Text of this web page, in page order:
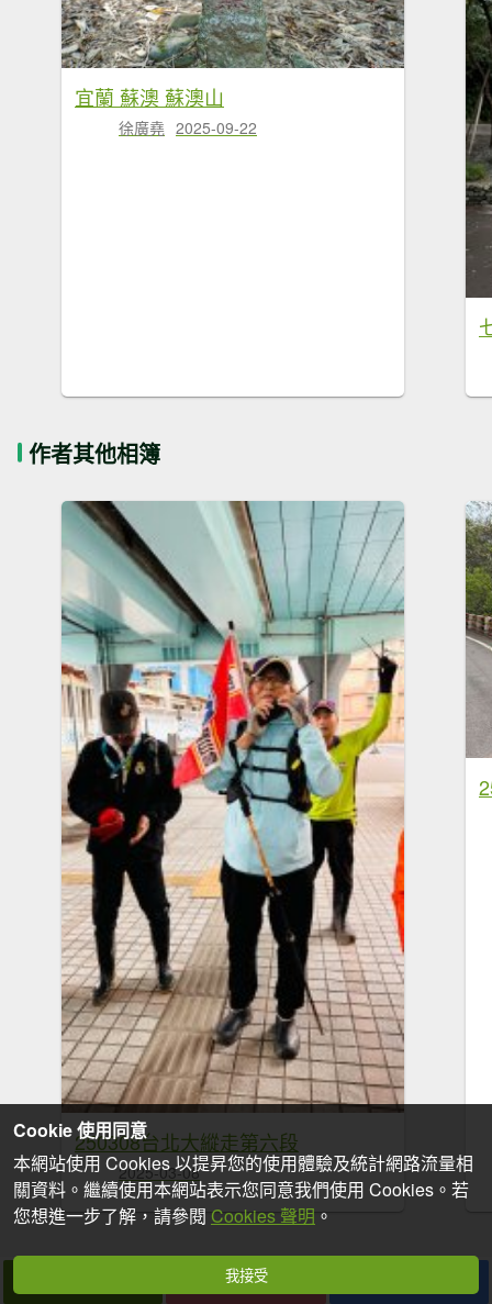
宜蘭 蘇澳 蘇澳山
徐廣堯 2025-09-22
作者其他相簿
250308台北大縱走第六段
2025-03-08
收藏
Cookie 使用同意
本網站使用 Cookies 以提昇您的使用體驗及統計網路流量相
關資料。繼續使用本網站表示您同意我們使用 Cookies。若
您想進一步了解，請參閱 Cookies 聲明 。
我接受